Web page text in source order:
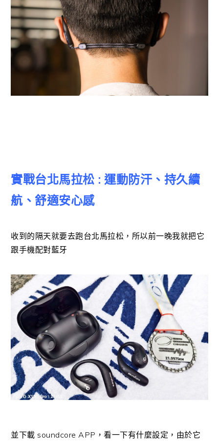
實戰台北馬拉松 : 運動防汗、持久續
航、舒適安心感
收到的隔天就要去跑台北馬拉松，所以前一晚我就把它
跟手機配對藍牙
並下載 soundcore APP，看一下有什麼設定，由於它